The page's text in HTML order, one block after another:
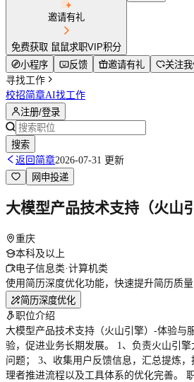
邀请有礼
免费获取 鼠鼠求职VIP积分
小程序 反馈 邀请有礼
关注我
寻找工作
校招简章AI找工作
注册/登录
搜索
返回简章2026-07-31 更新
网申投递
大模型产品技术支持（火山
重庆
本科及以上
电子信息类·计算机类
使用简历深度优化功能，快速提升简历质量
简历深度优化
职位介绍
大模型产品技术支持（火山引擎）-体验与
验，促进业务长期发展。 1、负责火山引
问题； 3、收集用户反馈信息，汇总提炼
理者推进流程以及工具体系的优化完善。